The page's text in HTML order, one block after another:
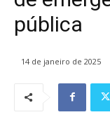
pública
14 de janeiro de 2025